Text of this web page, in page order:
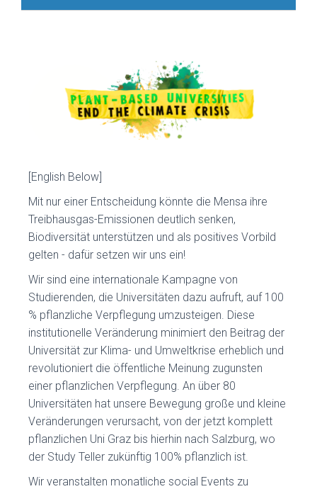
[English Below]
Mit nur einer Entscheidung könnte die Mensa ihre
Treibhausgas-Emissionen deutlich senken,
Biodiversität unterstützen und als positives Vorbild
gelten - dafür setzen wir uns ein!
Wir sind eine internationale Kampagne von
Studierenden, die Universitäten dazu aufruft, auf 100
% pflanzliche Verpflegung umzusteigen. Diese
institutionelle Veränderung minimiert den Beitrag der
Universität zur Klima- und Umweltkrise erheblich und
revolutioniert die öffentliche Meinung zugunsten
einer pflanzlichen Verpflegung. An über 80
Universitäten hat unsere Bewegung große und kleine
Veränderungen verursacht, von der jetzt komplett
pflanzlichen Uni Graz bis hierhin nach Salzburg, wo
der Study Teller zukünftig 100% pflanzlich ist.
Wir veranstalten monatliche social Events zu